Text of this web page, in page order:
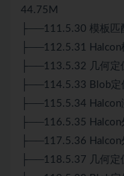
44.75M
├──111.5.30 模板匹
├──112.5.31 Halcon
├──113.5.32 几何定
├──114.5.33 Blob定
├──115.5.34 Halcon
├──116.5.35 Halcon
├──117.5.36 Halcon
├──118.5.37 几何定